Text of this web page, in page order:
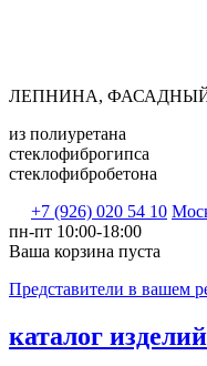
ЛЕПНИНА,
из полиуретана
стеклофиброгипса
стеклофибробетона
+7 (926) 020 54 10
пн-пт 10:00-18:00
Ваша корзина пуста
Представители в вашем
каталог изделий